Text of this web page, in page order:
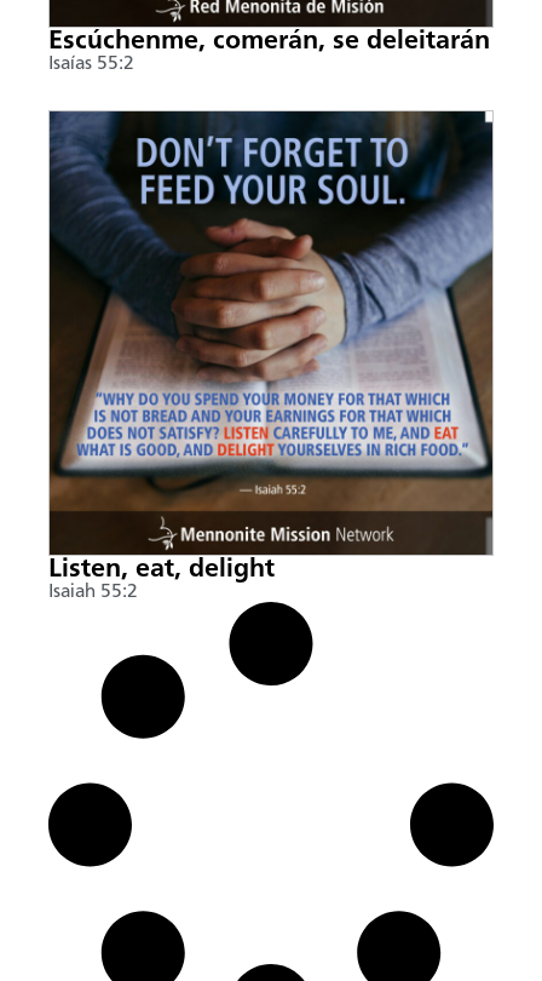
Escúchenme, comerán, se deleitarán
Isaías 55:2
Listen, eat, delight
Isaiah 55:2